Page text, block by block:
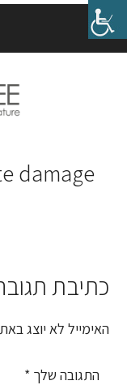
Skip
to
Skip
to
damage
Reader
כתיבת
האימייל לא יוצג
התגובה שלך *